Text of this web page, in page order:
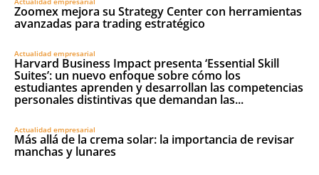
Zoomex mejora su Strategy Center con herramientas
avanzadas para trading estratégico
Actualidad empresarial
Harvard Business Impact presenta ‘Essential Skill
Suites’: un nuevo enfoque sobre cómo los
estudiantes aprenden y desarrollan las competencias
personales distintivas que demandan las...
Actualidad empresarial
Más allá de la crema solar: la importancia de revisar
manchas y lunares